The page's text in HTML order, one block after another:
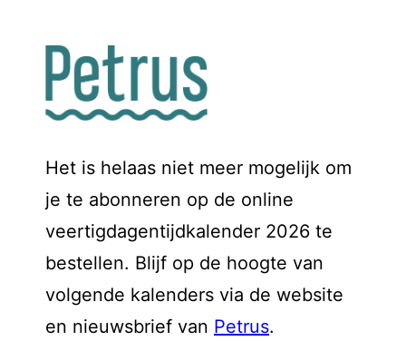
Het is helaas niet meer mogelijk om
je te abonneren op de online
veertigdagentijdkalender 2026 te
bestellen. Blijf op de hoogte van
volgende kalenders via de website
en nieuwsbrief van Petrus.